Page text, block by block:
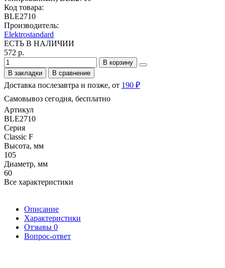
Код товара:
BLE2710
Производитель:
Elektrostandard
ЕСТЬ В НАЛИЧИИ
572 р.
В корзину
В закладки
В сравнение
Доставка послезавтра и позже, от 190 ₽
Самовывоз сегодня, бесплатно
Артикул
BLE2710
Серия
Classic F
Высота, мм
105
Диаметр, мм
60
Все характеристики
Описание
Характеристики
Отзывы 0
Вопрос-ответ